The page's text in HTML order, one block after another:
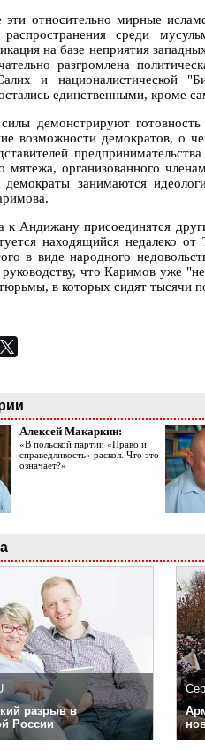
относительно мирные
среди
на базе неприятия
разгромлена
и националистической
единственными, кроме
демонстрируют
возможности демократов, о
мятежа, организованного
демократы занимаются
к Андижану присоединятся
находящийся недалеко
в виде народного
руководству, что Каримов уже
в которых сидят тысячи
Алексей Макаркин:
«В польской партии «Право и
справедливость» раскол. Что это
означает?»
разрыв в
России